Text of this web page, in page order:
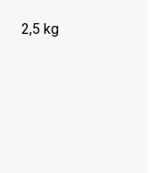
2,5 kg